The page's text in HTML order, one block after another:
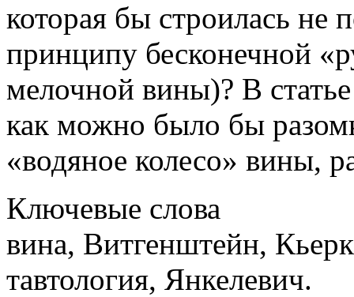
которая бы строилась не
принципу бесконечной
мелочной вины)? В статье
как можно было бы
«водяное колесо» вины,
Ключевые слова
вина, Витгенштейн,
тавтология, Янкелевич.